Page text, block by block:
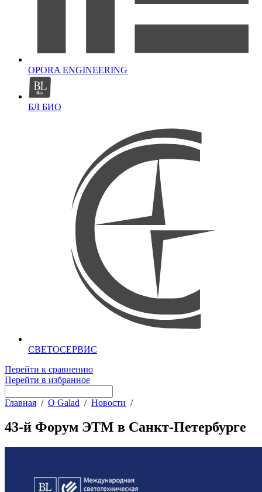
OPORA ENGINEERING
БЛ БИО
СВЕТОСЕРВИС
Перейти к сравнению
Перейти в избранное
Главная / О Galad / Новости /
43-й Форум ЭТМ в Санкт-Петербурге